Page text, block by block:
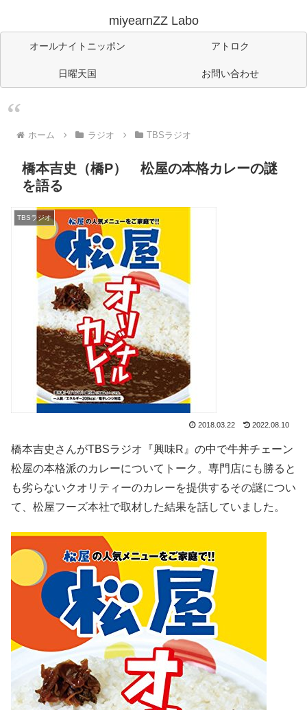
miyearnZZ Labo
オールナイトニッポン アトロク
日曜天国 お問い合わせ
ホーム ラジオ TBSラジオ
橋本吉史（橋P） 松屋の本格カレーの謎
を語る
TBSラジオ
2018.03.22 2022.08.10
橋本吉史さんがTBSラジオ『興味R』 の中で牛丼チェーン
松屋の本格派のカレーについてトーク。専門店にも勝ると
も劣らないクオリティーのカレーを提供するその謎につい
て、松屋フーズ本社で取材した結果を話していました。